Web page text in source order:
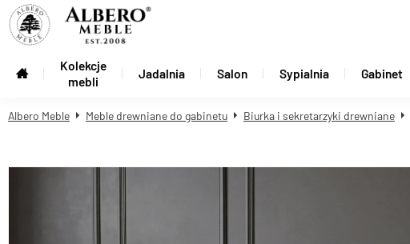
Kolekcje
mebli
Jadalnia Salon Sypialnia Gabinet
Albero Meble Meble drewniane do gabinetu Biurka i sekretarzyki drewniane